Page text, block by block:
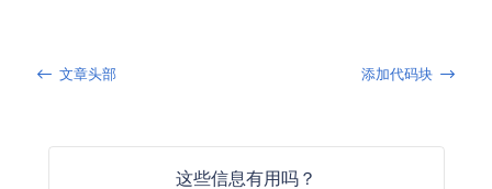
文章头部 添加代码块
这些信息有用吗？